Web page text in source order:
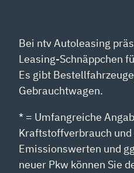
Bei ntv Autoleasing
Leasing-Schnäppchen
Es gibt
Gebrauchtwagen.
* = Umfangreiche
Kraftstoffverbrauch
Emissionswerten und
neuer Pkw können Sie